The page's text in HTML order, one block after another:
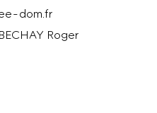
dom.fr
Roger